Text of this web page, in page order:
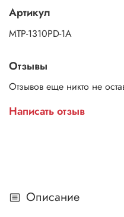
Артикул
MTP-1310PD-1A
Отзывы
Отзывов еще никто не
Написать отзыв
Описание